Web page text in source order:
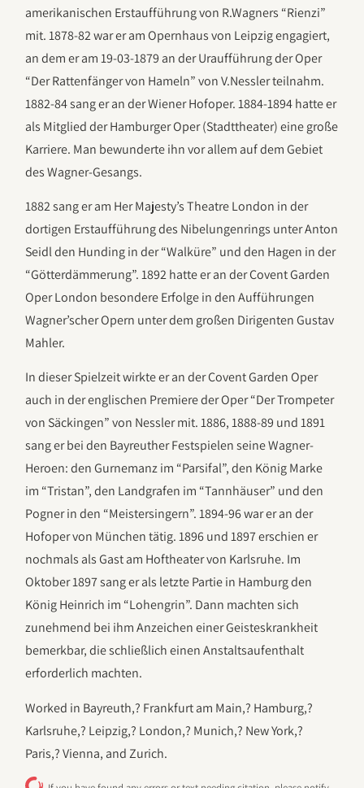
amerikanischen Erstaufführung von R.Wagners “Rienzi”
mit. 1878-82 war er am Opernhaus von Leipzig engagiert,
an dem er am 19-03-1879 an der Uraufführung der Oper
“Der Rattenfänger von Hameln” von V.Nessler teilnahm.
1882-84 sang er an der Wiener Hofoper. 1884-1894 hatte er
als Mitglied der Hamburger Oper (Stadttheater) eine große
Karriere. Man bewunderte ihn vor allem auf dem Gebiet
des Wagner-Gesangs.
1882 sang er am Her Majesty’s Theatre London in der
dortigen Erstaufführung des Nibelungenrings unter Anton
Seidl den Hunding in der “Walküre” und den Hagen in der
“Götterdämmerung”. 1892 hatte er an der Covent Garden
Oper London besondere Erfolge in den Aufführungen
Wagner’scher Opern unter dem großen Dirigenten Gustav
Mahler.
In dieser Spielzeit wirkte er an der Covent Garden Oper
auch in der englischen Premiere der Oper “Der Trompeter
von Säckingen” von Nessler mit. 1886, 1888-89 und 1891
sang er bei den Bayreuther Festspielen seine Wagner-
Heroen: den Gurnemanz im “Parsifal”, den König Marke
im “Tristan”, den Landgrafen im “Tannhäuser” und den
Pogner in den “Meistersingern”. 1894-96 war er an der
Hofoper von München tätig. 1896 und 1897 erschien er
nochmals als Gast am Hoftheater von Karlsruhe. Im
Oktober 1897 sang er als letzte Partie in Hamburg den
König Heinrich im “Lohengrin”. Dann machten sich
zunehmend bei ihm Anzeichen einer Geisteskrankheit
bemerkbar, die schließlich einen Anstaltsaufenthalt
erforderlich machten.
Worked in Bayreuth,? Frankfurt am Main,? Hamburg,?
Karlsruhe,? Leipzig,? London,? Munich,? New York,?
Paris,? Vienna, and Zurich.